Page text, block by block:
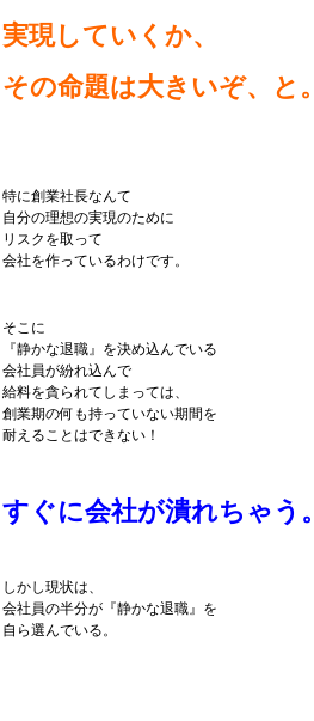
実現していくか、
その命題は大きいぞ、と。
特に創業社長なんて
自分の理想の実現のために
リスクを取って
会社を作っているわけです。
そこに
『静かな退職』を決め込んでいる
会社員が紛れ込んで
給料を貪られてしまっては、
創業期の何も持っていない期間を
耐えることはできない！
すぐに会社が潰れちゃう。
しかし現状は、
会社員の半分が『静かな退職』を
自ら選んでいる。